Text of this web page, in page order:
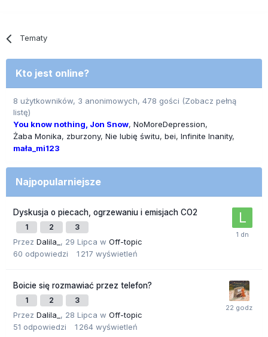
Tematy
Kto jest online?
8 użytkowników, 3 anonimowych, 478 gości (Zobacz pełną
listę)
You know nothing, Jon Snow NoMoreDepression
Żaba Monika
zburzony Nie lubię świtu bei Infinite Inanity
mała_mi123
Najpopularniejsze
Dyskusja o piecach, ogrzewaniu i emisjach CO2
1 2 3
Przez Dalila_ , 29 Lipca w Off-topic
60 odpowiedzi 1 217 wyświetleń
Boicie się rozmawiać przez telefon?
1 2 3
Przez Dalila_ , 28 Lipca w Off-topic
51 odpowiedzi 1 264 wyświetleń